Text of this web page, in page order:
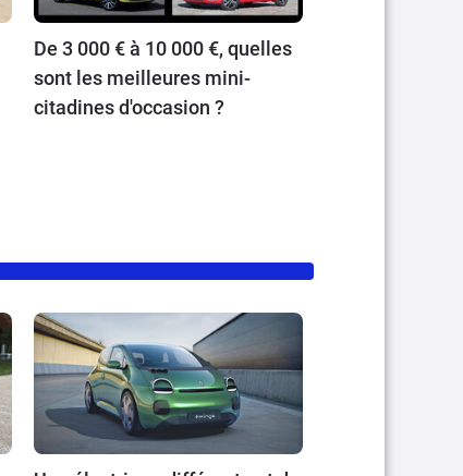
De 3 000 € à 10 000 €, quelles
sont les meilleures mini-
citadines d'occasion ?